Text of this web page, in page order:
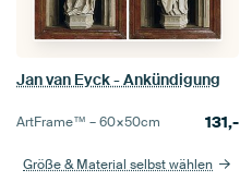
Jan van Eyck - Ankündigung
ArtFrame™ –60×50cm 131,-
Größe & Material selbst wählen